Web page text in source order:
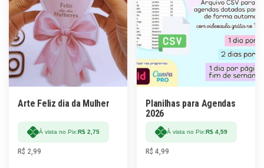
Arte Feliz dia da Mulher
À vista no Pix:R$ 2,75
R$ 2,99
Planilhas para Agendas
2026
À vista no Pix:R$ 4,59
R$ 4,99